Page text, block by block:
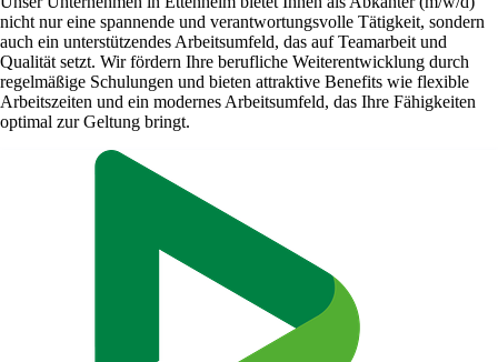
nicht nur eine spannende und verantwortungsvolle Tätigkeit, sondern
auch ein unterstützendes Arbeitsumfeld, das auf Teamarbeit und
Qualität setzt. Wir fördern Ihre berufliche Weiterentwicklung durch
regelmäßige Schulungen und bieten attraktive Benefits wie flexible
Arbeitszeiten und ein modernes Arbeitsumfeld, das Ihre Fähigkeiten
optimal zur Geltung bringt.